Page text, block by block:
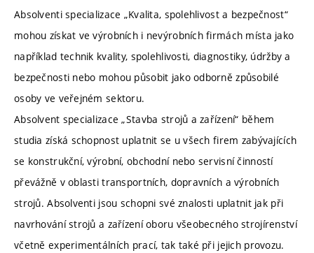
Absolventi specializace „Kvalita, spolehlivost a bezpečnost“
mohou získat ve výrobních i nevýrobních firmách místa jako
například technik kvality, spolehlivosti, diagnostiky, údržby a
bezpečnosti nebo mohou působit jako odborně způsobilé
osoby ve veřejném sektoru.
Absolvent specializace „Stavba strojů a zařízení“ během
studia získá schopnost uplatnit se u všech firem zabývajících
se konstrukční, výrobní, obchodní nebo servisní činností
převážně v oblasti transportních, dopravních a výrobních
strojů. Absolventi jsou schopni své znalosti uplatnit jak při
navrhování strojů a zařízení oboru všeobecného strojírenství
včetně experimentálních prací, tak také při jejich provozu.